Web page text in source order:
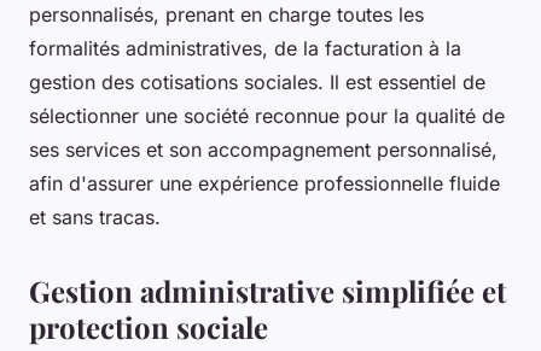
personnalisés, prenant en charge toutes les
formalités administratives, de la facturation à la
gestion des cotisations sociales. Il est essentiel de
sélectionner une société reconnue pour la qualité de
ses services et son accompagnement personnalisé,
afin d'assurer une expérience professionnelle fluide
et sans tracas.
Gestion administrative simplifiée et
protection sociale